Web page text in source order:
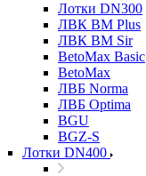
Лотки DN300
ЛВК ВМ Plus
ЛВК ВМ Sir
BetoMax Basic
BetoMax
ЛВБ Norma
ЛВБ Optima
BGU
BGZ-S
Лотки DN400